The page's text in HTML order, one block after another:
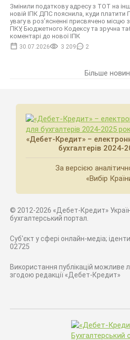
Змінили податкову адресу з ТОТ на
новій ІПК ДПС пояснила, куди
увагу в роз’ясненні присвячено місцю
ПКУ, Бюджетного Кодексу та зручна
коментарі до нової ІПК
30.07.2026 3 209 2
Більше новин
«Дебет-Кредит» –
бухгалтерів 2024-
За версією
«Вибір
© 2012-2026 «Дебет-Кредит»
бухгалтерський портал.
Суб'єкт у сфері онлайн-медіа;
02725
Використання публікацій можливе
згодою редакції «Дебет-Кредит»